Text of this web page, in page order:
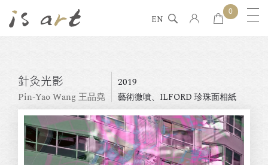
EN
0
針灸光影
Pin-Yao Wang 王品堯
2019
藝術微噴、ILFORD 珍珠面相紙